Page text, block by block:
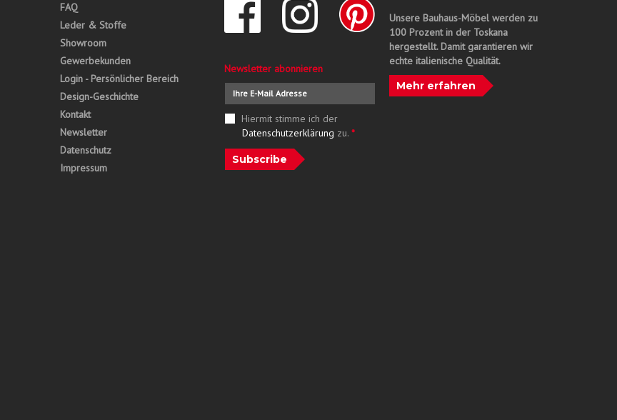
FAQ
Leder & Stoffe
Showroom
Gewerbekunden
Login - Persönlicher Bereich
Design-Geschichte
Kontakt
Newsletter
Datenschutz
Impressum
Newsletter abonnieren
Hiermit stimme ich der
Datenschutzerklärung zu. *
Subscribe
Unsere Bauhaus-Möbel werden zu
100 Prozent in der Toskana
hergestellt. Damit garantieren wir
echte italienische Qualität.
Mehr erfahren